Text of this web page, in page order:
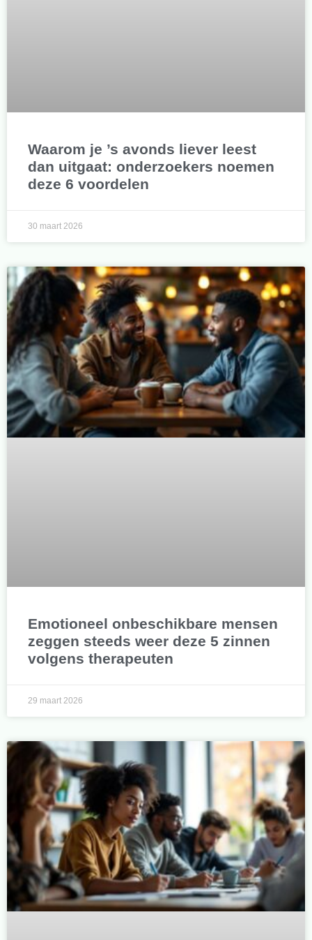
Waarom je ’s avonds liever leest
dan uitgaat: onderzoekers noemen
deze 6 voordelen
30 maart 2026
Emotioneel onbeschikbare mensen
zeggen steeds weer deze 5 zinnen
volgens therapeuten
29 maart 2026